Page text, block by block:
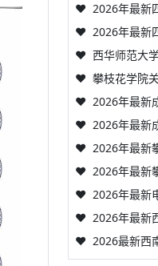
❤ 2026年最新四川旅游学院自考
❤ 2026年最新四川旅游学院自考
❤ 西华师范大学关于2026年下半
❤ 攀枝花学院关于2026年下半年（26.4
❤ 2026年最新成都师范学院自
❤ 2026年最新成都师范学院自
❤ 2026年最新攀枝花学院自
❤ 2026年最新攀枝花学院自
❤ 2026年最新电子科技大学自
❤ 2026年最新西南交通大学自
❤ 2026最新西南交通大学自